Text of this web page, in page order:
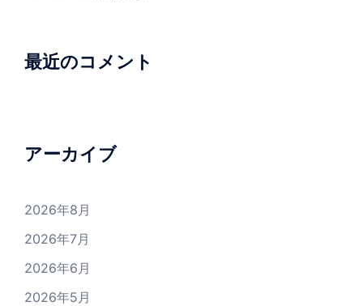
最近のコメント
アーカイブ
2026年8月
2026年7月
2026年6月
2026年5月